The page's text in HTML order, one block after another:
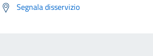
Segnala disservizio